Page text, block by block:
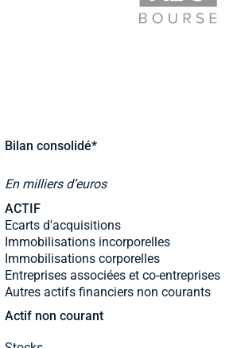
Bilan consolidé*
En milliers d’euros
ACTIF
Ecarts d'acquisitions
Immobilisations incorporelles
Immobilisations corporelles
Entreprises associées et co-entreprises
Autres actifs financiers non courants
Actif non courant